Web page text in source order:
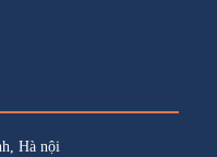
Hà nội